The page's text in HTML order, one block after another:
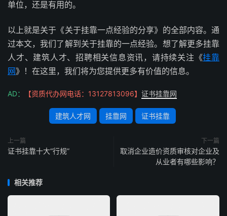
单位，还是有用的。
以上就是关于《关于挂靠一点经验的分享》的全部内容。通
过本文，我们了解到关于挂靠的一点经验。想了解更多挂靠
人才、建筑人才、招聘相关信息资讯，请持续关注《挂靠
网》！在这里，我们将为您提供更多有价值的信息。
AD： 【资质代办网电话：13127813096】 证书挂靠网
建筑人才网 挂靠网 证书挂靠
上一篇
证书挂靠十大“行规”
下一篇
取消企业造价资质审核对企业及
从业者有哪些影响？
相关推荐